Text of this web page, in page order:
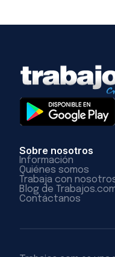
Sobre nosotros
Información
Quiénes somos
Trabaja con
Blog de
Contáctanos